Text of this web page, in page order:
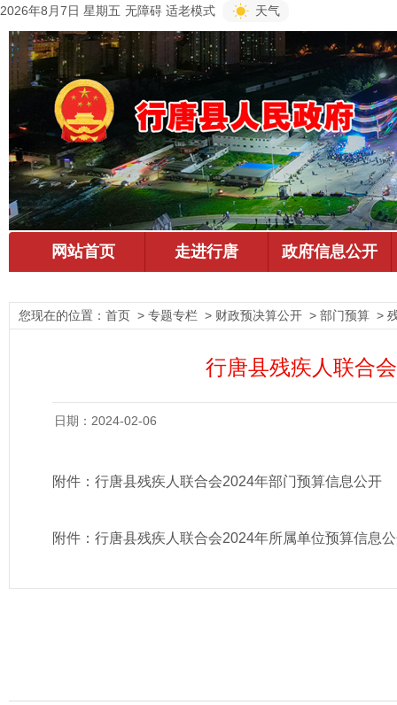
2026年8月7日 星期五 无障碍 适老模式 天气
您现在的位置： 首页 > 专题专栏 > 财政预决算公开 > 部门预算 >
行唐县残疾人联合
日期：2024-02-06
附件： 行唐县残疾人联合会2024年部门预算信息公开
附件： 行唐县残疾人联合会2024年所属单位预算信息